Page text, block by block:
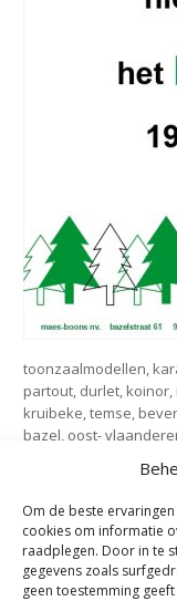
Om de beste
cookies om informatie
raadplegen. Door in te
gegevens zoals
geen toestemming
toonzaalmodellen,
partout, durlet,
kruibeke, temse,
bazel, oost-
inbouwkasten op
Subscribe
Subscribe to our e-